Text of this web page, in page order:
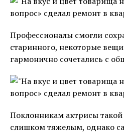
Профессионалы смогли
старинного, некоторые
гармонично сочетались с
Поклонникам актрисы такой
слишком тяжелым, однако